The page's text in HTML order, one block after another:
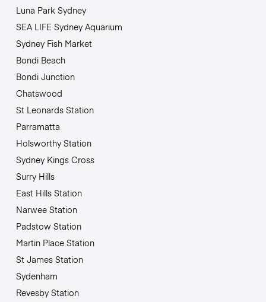
Luna Park Sydney
SEA LIFE Sydney Aquarium
Sydney Fish Market
Bondi Beach
Bondi Junction
Chatswood
St Leonards Station
Parramatta
Holsworthy Station
Sydney Kings Cross
Surry Hills
East Hills Station
Narwee Station
Padstow Station
Martin Place Station
St James Station
Sydenham
Revesby Station